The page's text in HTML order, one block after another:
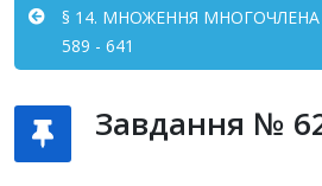
§ 14. МНОЖЕННЯ
589 - 641
Завдання №